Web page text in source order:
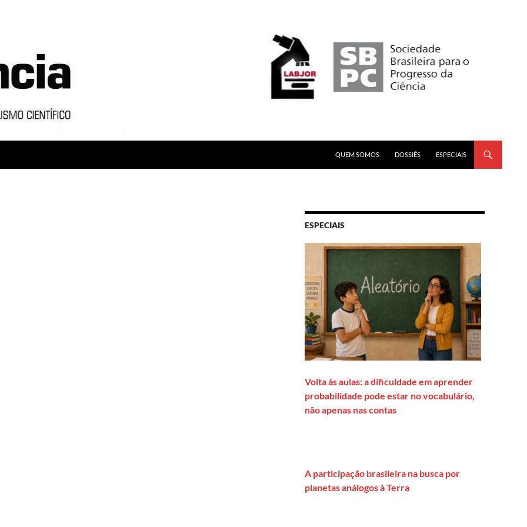
QUEM SOMOS
DOSSIÊS ESPECIAIS
ESPECIAIS
Volta às aulas: a dificuldade em aprender
probabilidade pode estar no vocabulário,
não apenas nas contas
A participação brasileira na busca por
planetas análogos à Terra